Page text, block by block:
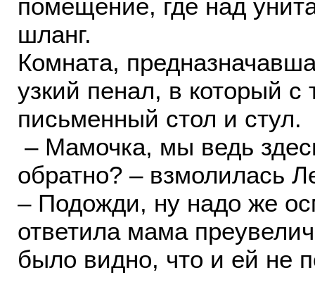
помещение, где над
шланг.
Комната,
узкий пенал, в который с
письменный стол и стул.
– Мамочка, мы ведь
обратно? – взмолилась
– Подожди, ну надо же
ответила мама
было видно, что и ей не